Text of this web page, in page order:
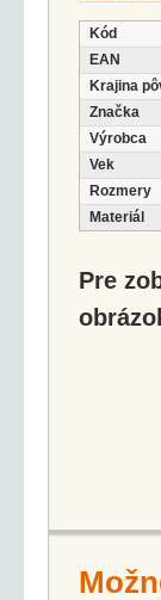
Kód
EAN
Krajina
Značka
Výrobca
Vek
Rozmery
Materiál
Pre